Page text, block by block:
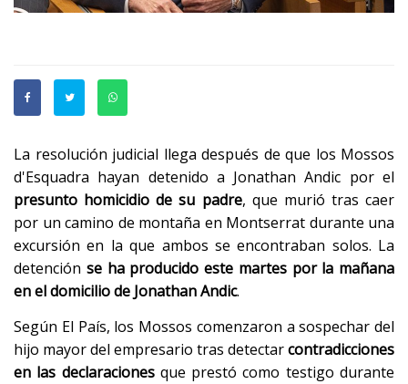
La resolución judicial llega después de que los Mossos
d'Esquadra hayan detenido a Jonathan Andic por el
presunto homicidio de su padre, que murió tras caer
por un camino de montaña en Montserrat durante una
excursión en la que ambos se encontraban solos. La
detención se ha producido este martes por la mañana
en el domicilio de Jonathan Andic.
Según El País, los Mossos comenzaron a sospechar del
hijo mayor del empresario tras detectarcontradicciones
en las declaracionesque prestó como testigo durante